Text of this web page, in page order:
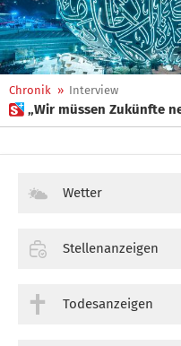
Chronik » Interview
Wetter
Stellenanzeigen
Todesanzeigen